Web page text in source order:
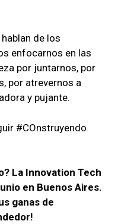
de los
enfocarnos en las
por juntarnos, por
por atrevernos a
y pujante.
#COnstruyendo
La Innovation Tech
en Buenos Aires.
ganas de